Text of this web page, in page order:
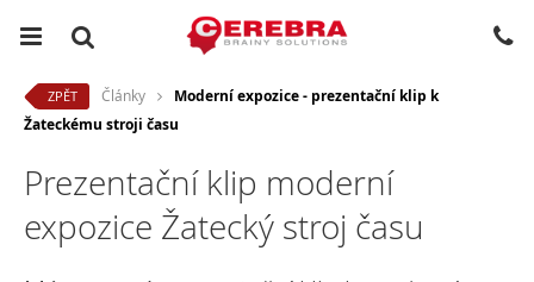
ZPĚT Články
Moderní expozice - prezentační klip k
Žateckému stroji času
Prezentační klip moderní
expozice Žatecký stroj času